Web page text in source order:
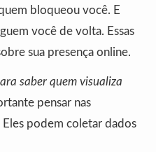
bloqueou você. E
você de volta. Essas
sua presença online.
saber quem visualiza
pensar nas
podem coletar dados